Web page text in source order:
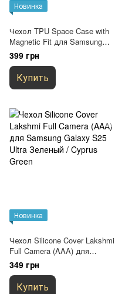
Новинка
Чехол TPU Space Case with
Magnetic Fit для Samsung
Galaxy S25 Ultra Прозрачный
399 грн
Купить
Новинка
Чехол Silicone Cover Lakshmi
Full Camera (AAA) для
Samsung Galaxy S25 Ultra
Зеленый / Cyprus Green
349 грн
Купить